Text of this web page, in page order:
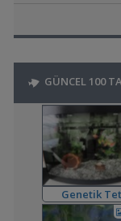
Filtreleme
bendeniztayfun
Akvaryum Tanıtımı
🧿 En Güzel
Akvaryum ve Su Altı
Sobo 901f Ultra
Filtreleme
200 Litre Yeni
Akvaryum Tanıtımı
15 Litre
Durustyilan
00:25
GÜNCEL 100
Genetik